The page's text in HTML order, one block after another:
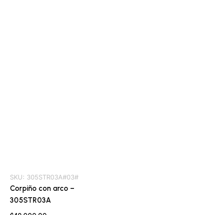
SKU: 305STR03A#03#
Corpiño con arco –
305STR03A